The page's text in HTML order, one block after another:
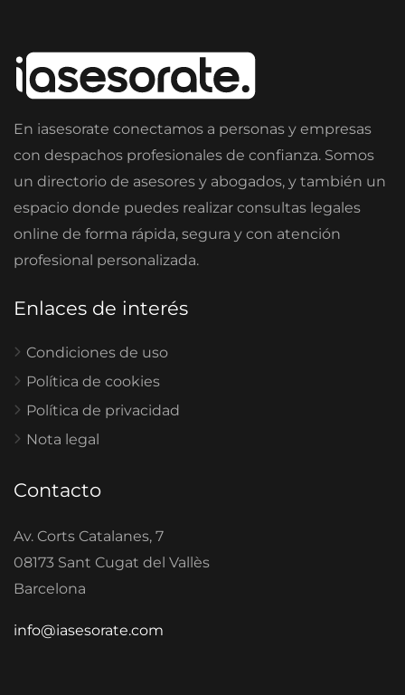
En iasesorate conectamos a personas y empresas
con despachos profesionales de confianza. Somos
un directorio de asesores y abogados, y también un
espacio donde puedes realizar consultas legales
online de forma rápida, segura y con atención
profesional personalizada.
Enlaces de interés
Condiciones de uso
Política de cookies
Política de privacidad
Nota legal
Contacto
Av. Corts Catalanes, 7
08173 Sant Cugat del Vallès
Barcelona
info@iasesorate.com